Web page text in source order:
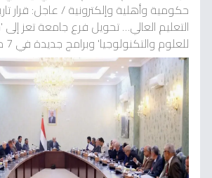
حكومية وأهلية وإلكترونية/عاجل: قرار
التعليم العالي… تحويل فرع جامعة تعز
للعلوم والتكنولوجيا' وبرامج جديدة في 7 محافظات